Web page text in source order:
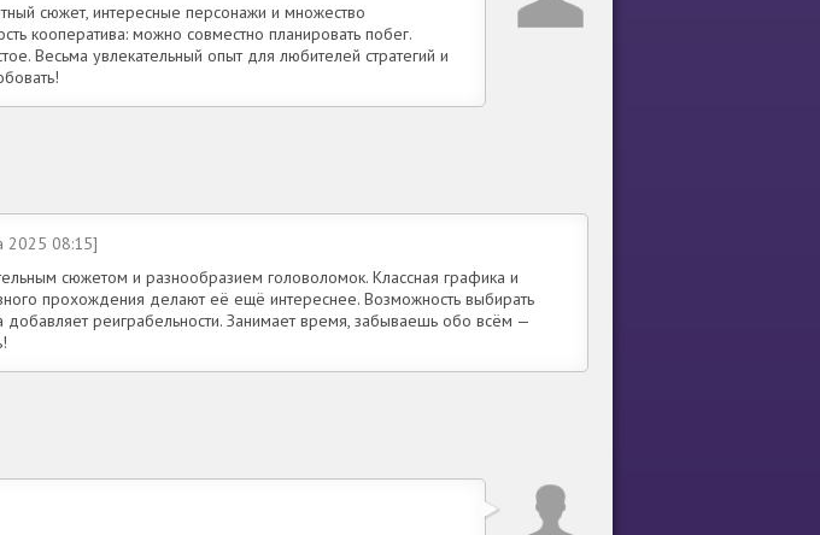
сюжет, интересные персонажи и множество
кооператива: можно совместно планировать побег.
Весьма увлекательный опыт для любителей стратегий и
2025 08:15]
сюжетом и разнообразием головоломок. Классная графика и
прохождения делают её ещё интереснее. Возможность выбирать
добавляет реиграбельности. Занимает время, забываешь обо всём —